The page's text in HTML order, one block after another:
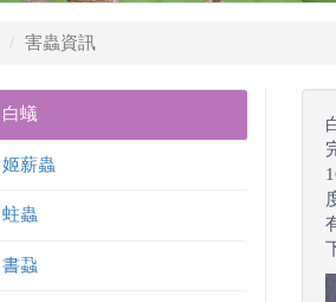
害蟲資訊
白蟻
姬薪蟲
蛀蟲
書蝨